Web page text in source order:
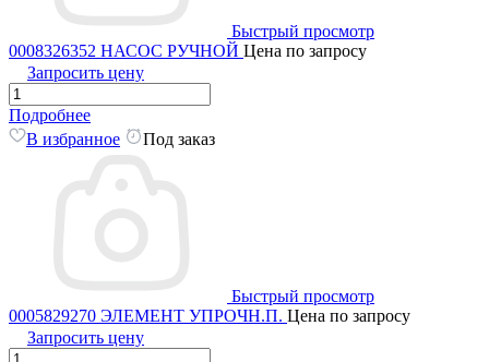
Быстрый просмотр
0008326352 НАСОС РУЧНОЙ Цена по запросу
Запросить цену
Подробнее
В избранное
Под заказ
Быстрый просмотр
0005829270 ЭЛЕМЕНТ УПРОЧН.П. Цена по запросу
Запросить цену